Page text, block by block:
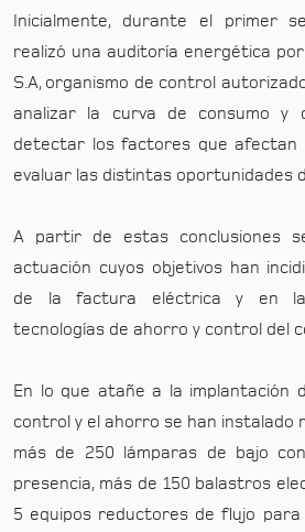
Inicialmente, durante el primer
realizó una auditoría energética
S.A, organismo de control
analizar la curva de consumo y
detectar los factores que afectan
evaluar las distintas oportunidades
A partir de estas conclusiones
actuación cuyos objetivos han
de la factura eléctrica y en la
tecnologías de ahorro y control del
En lo que atañe a la implantación
control y el ahorro se han instalado
más de 250 lámparas de bajo
presencia, más de 150 balastros
5 equipos reductores de flujo para